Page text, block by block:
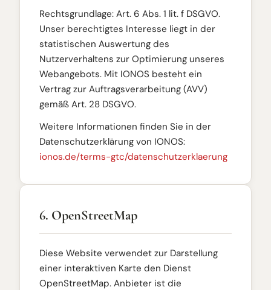
Rechtsgrundlage: Art. 6 Abs. 1 lit. f DSGVO.
Unser berechtigtes Interesse liegt in der
statistischen Auswertung des
Nutzerverhaltens zur Optimierung unseres
Webangebots. Mit IONOS besteht ein
Vertrag zur Auftragsverarbeitung (AVV)
gemäß Art. 28 DSGVO.
Weitere Informationen finden Sie in der
Datenschutzerklärung von IONOS:
ionos.de/terms-gtc/datenschutzerklaerung
6. OpenStreetMap
Diese Website verwendet zur Darstellung
einer interaktiven Karte den Dienst
OpenStreetMap. Anbieter ist die